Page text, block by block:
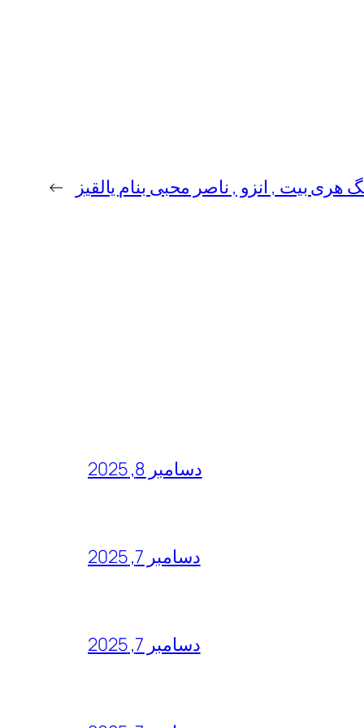
هری‌ بیت , انزو , ناصر محبی بنام یالقیز →
دسامبر 8, 2025
دسامبر 7, 2025
دسامبر 7, 2025